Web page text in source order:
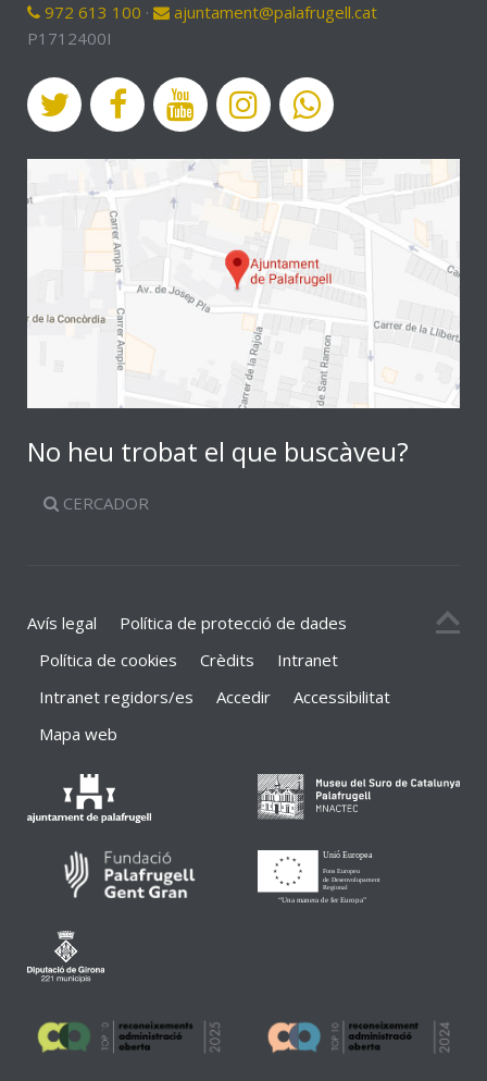
972 613 100 ·
ajuntament@palafrugell.cat
P1712400I
No heu trobat el que buscàveu?
CERCADOR
Avís legal
Política de protecció de dades
Política de cookies
Crèdits
Intranet
Intranet regidors/es
Accedir
Accessibilitat
Mapa web